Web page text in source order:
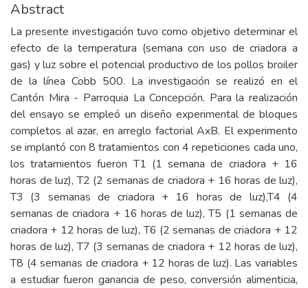
Abstract
La presente investigación tuvo como objetivo determinar el
efecto de la temperatura (semana con uso de criadora a
gas) y luz sobre el potencial productivo de los pollos broiler
de la línea Cobb 500. La investigación se realizó en el
Cantón Mira - Parroquia La Concepción. Para la realización
del ensayo se empleó un diseño experimental de bloques
completos al azar, en arreglo factorial AxB. El experimento
se implantó con 8 tratamientos con 4 repeticiones cada uno,
los tratamientos fueron T1 (1 semana de criadora + 16
horas de luz), T2 (2 semanas de criadora + 16 horas de luz),
T3 (3 semanas de criadora + 16 horas de luz),T4 (4
semanas de criadora + 16 horas de luz), T5 (1 semanas de
criadora + 12 horas de luz), T6 (2 semanas de criadora + 12
horas de luz), T7 (3 semanas de criadora + 12 horas de luz),
T8 (4 semanas de criadora + 12 horas de luz). Las variables
a estudiar fueron ganancia de peso, conversión alimenticia,